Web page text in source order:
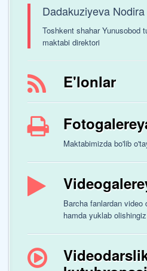
Dadakuziyeva
Toshkent shahar Yunusobod
maktabi direktori
E'lonlar
Maktabimizda bo'lib
Barcha fanlardan video
hamda yuklab